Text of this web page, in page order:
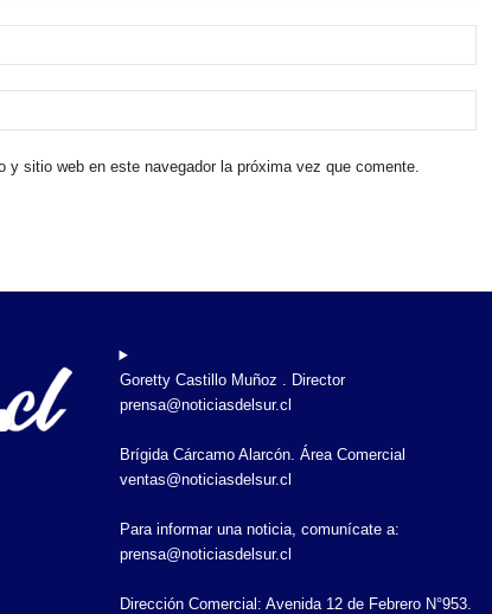
y sitio web en este navegador la próxima vez que comente.
Goretty Castillo Muñoz . Director
prensa@noticiasdelsur.cl
Brígida Cárcamo Alarcón. Área Comercial
ventas@noticiasdelsur.cl
Para informar una noticia, comunícate a:
prensa@noticiasdelsur.cl
Dirección Comercial: Avenida 12 de Febrero N°953.